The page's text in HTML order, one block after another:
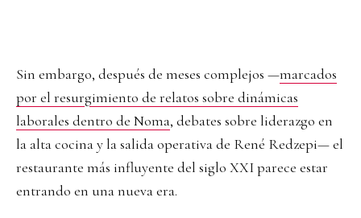
Sin embargo, después de meses complejos —marcados
por el resurgimiento de relatos sobre dinámicas
laborales dentro de Noma, debates sobre liderazgo en
la alta cocina y la salida operativa de René Redzepi— el
restaurante más influyente del siglo XXI parece estar
entrando en una nueva era.